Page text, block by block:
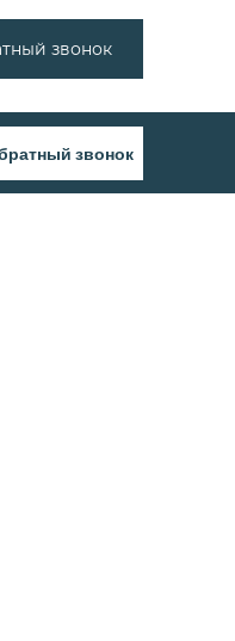
Обратный звонок
Обратный звонок